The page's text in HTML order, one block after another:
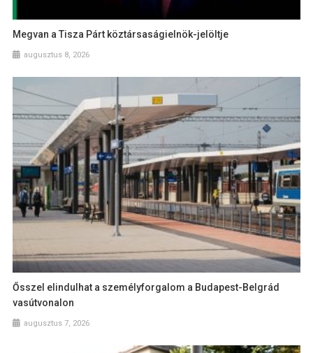
Megvan a Tisza Párt köztársaságielnök-jelöltje
augusztus 8, 2026
Ősszel elindulhat a személyforgalom a Budapest-Belgrád
vasútvonalon
augusztus 7, 2026